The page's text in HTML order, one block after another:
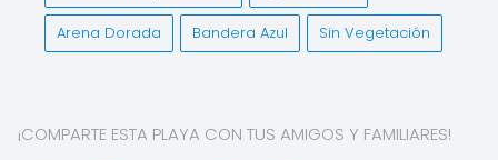
Arena Dorada Bandera Azul Sin Vegetación
¡COMPARTE ESTA PLAYA CON TUS AMIGOS Y FAMILIARES!